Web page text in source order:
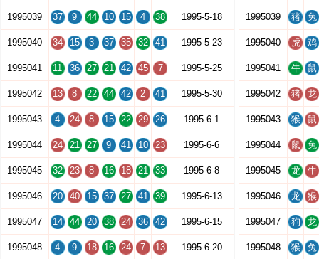
1995039 37 9 44 10 15 4 38 1995-5-18
1995040 34 15 3 37 35 32 41 1995-5-23
1995041 11 36 27 21 42 45 7 1995-5-25
1995042 13 8 22 44 42 2 41 1995-5-30
1995043 4 24 8 15 22 29 26 1995-6-1
1995044 24 21 27 9 41 10 23 1995-6-6
1995045 32 23 8 16 18 21 33 1995-6-8
1995046 20 40 15 37 27 41 39 1995-6-13
1995047 14 44 20 38 24 36 42 1995-6-15
1995048 4 9 18 16 24 7 13 1995-6-20
1995039 猪 兔
1995040 虎 鸡
1995041 牛 鼠
1995042 猪 龙
1995043 猴 鼠
1995044 鼠 兔
1995045 龙 牛
1995046 龙 猴
1995047 狗 龙
1995048 猴 兔